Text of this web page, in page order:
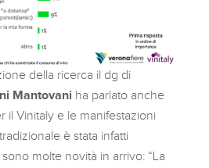
della ricerca il dg di
Mantovani ha parlato anche
il Vinitaly e le manifestazioni
è stata infatti
molte novità in arrivo: “La